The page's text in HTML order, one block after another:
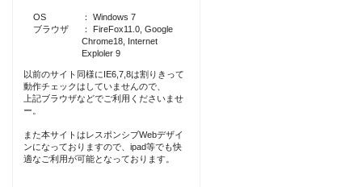
OS
： Windows 7
ブラウザ
： FireFox11.0, Google
Chrome18, Internet
Exploler 9
以前のサイト同様にIE6,7,8は割りきって
動作チェックはしていませんので、
上記ブラウザなどでご利用くださいませ
ー。
また本サイトはレスポンシブWebデザイ
ンになっておりますので、ipad等でも快
適なご利用が可能となっております。